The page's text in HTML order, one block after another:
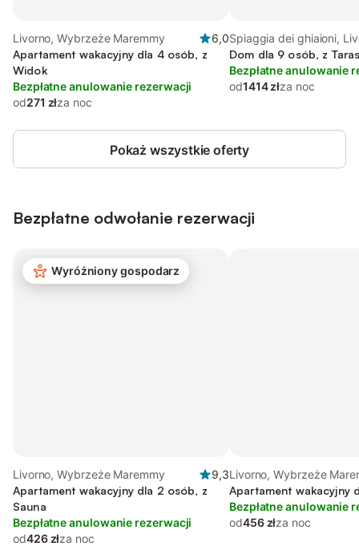
Livorno, Wybrzeże Maremmy
6,0
Apartament wakacyjny dla 4 osób, z
Widok
Bezpłatne anulowanie rezerwacji
od271 złza noc
Spiaggia dei ghiaioni,
Dom dla 9 osób, z
Bezpłatne anulowanie
od1414 złza noc
Pokaż wszystkie oferty
Bezpłatne odwołanie rezerwacji
Wyróżniony gospodarz
Livorno, Wybrzeże Maremmy
9,3
Apartament wakacyjny dla 2 osób, z
Sauna
Bezpłatne anulowanie rezerwacji
od426 złza noc
Livorno, Wybrzeże
Apartament wakacyjny
Bezpłatne anulowanie
od456 złza noc